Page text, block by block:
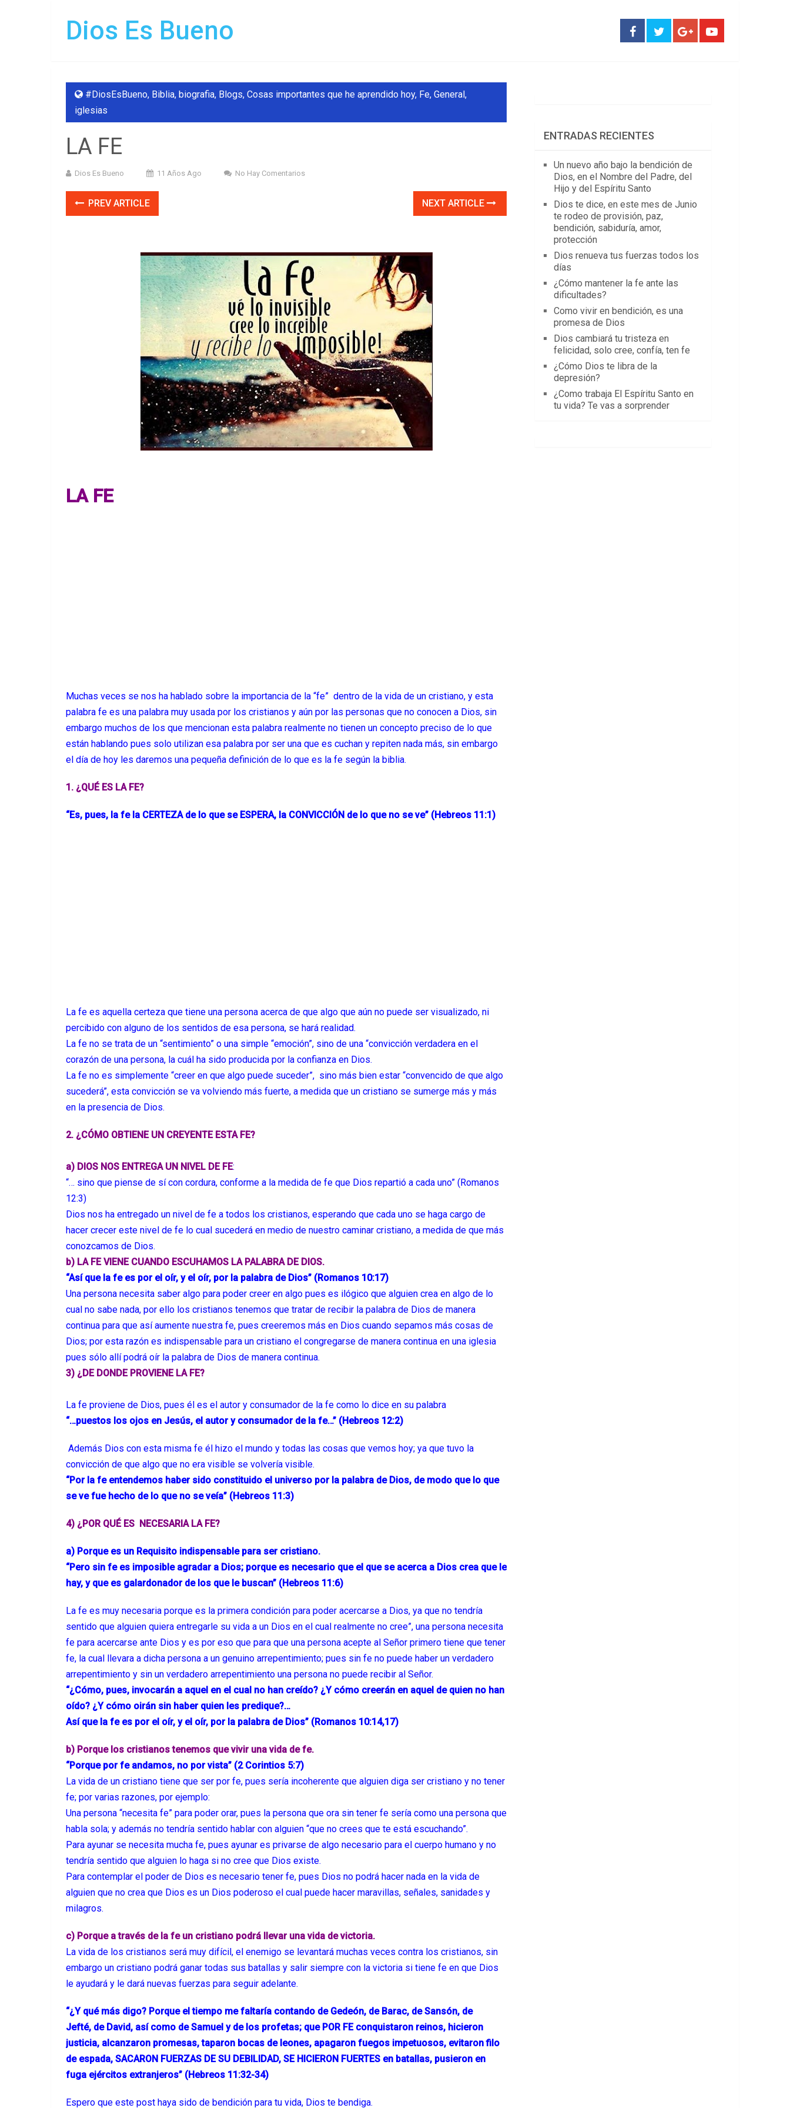
Dios Es Bueno
#DiosEsBueno, Biblia, biografia, Blogs, Cosas importantes que he aprendido hoy, Fe, General,
iglesias
LA FE
Dios Es Bueno 11 Años Ago No Hay Comentarios
PREV ARTICLE NEXT ARTICLE
LA FE
Muchas veces se nos ha hablado sobre la importancia de la “fe” dentro de la vida de un cristiano, y esta
palabra fe es una palabra muy usada por los cristianos y aún por las personas que no conocen a Dios, sin
embargo muchos de los que mencionan esta palabra realmente no tienen un concepto preciso de lo que
están hablando pues solo utilizan esa palabra por ser una que es cuchan y repiten nada más, sin embargo
el día de hoy les daremos una pequeña definición de lo que es la fe según la biblia.
1. ¿QUÉ ES LA FE?
“Es, pues, la fe la CERTEZA de lo que se ESPERA, la CONVICCIÓN de lo que no se ve” (Hebreos 11:1)
La fe es aquella certeza que tiene una persona acerca de que algo que aún no puede ser visualizado, ni
percibido con alguno de los sentidos de esa persona, se hará realidad.
La fe no se trata de un “sentimiento” o una simple “emoción”, sino de una “convicción verdadera en el
corazón de una persona, la cuál ha sido producida por la confianza en Dios.
La fe no es simplemente “creer en que algo puede suceder”, sino más bien estar “convencido de que algo
sucederá”, esta convicción se va volviendo más fuerte, a medida que un cristiano se sumerge más y más
en la presencia de Dios.
2. ¿CÓMO OBTIENE UN CREYENTE ESTA FE?
a) DIOS NOS ENTREGA UN NIVEL DE FE:
“… sino que piense de sí con cordura, conforme a la medida de fe que Dios repartió a cada uno” (Romanos
12:3)
Dios nos ha entregado un nivel de fe a todos los cristianos, esperando que cada uno se haga cargo de
hacer crecer este nivel de fe lo cual sucederá en medio de nuestro caminar cristiano, a medida de que más
conozcamos de Dios.
b) LA FE VIENE CUANDO ESCUHAMOS LA PALABRA DE DIOS.
“Así que la fe es por el oír, y el oír, por la palabra de Dios” (Romanos 10:17)
Una persona necesita saber algo para poder creer en algo pues es ilógico que alguien crea en algo de lo
cual no sabe nada, por ello los cristianos tenemos que tratar de recibir la palabra de Dios de manera
continua para que así aumente nuestra fe, pues creeremos más en Dios cuando sepamos más cosas de
Dios; por esta razón es indispensable para un cristiano el congregarse de manera continua en una iglesia
pues sólo allí podrá oír la palabra de Dios de manera continua.
3) ¿DE DONDE PROVIENE LA FE?
La fe proviene de Dios, pues él es el autor y consumador de la fe como lo dice en su palabra
“…puestos los ojos en Jesús, el autor y consumador de la fe…” (Hebreos 12:2)
Además Dios con esta misma fe él hizo el mundo y todas las cosas que vemos hoy; ya que tuvo la
convicción de que algo que no era visible se volvería visible.
“Por la fe entendemos haber sido constituido el universo por la palabra de Dios, de modo que lo que
se ve fue hecho de lo que no se veía” (Hebreos 11:3)
4) ¿POR QUÉ ES NECESARIA LA FE?
a) Porque es un Requisito indispensable para ser cristiano.
“Pero sin fe es imposible agradar a Dios; porque es necesario que el que se acerca a Dios crea que le
hay, y que es galardonador de los que le buscan” (Hebreos 11:6)
La fe es muy necesaria porque es la primera condición para poder acercarse a Dios, ya que no tendría
sentido que alguien quiera entregarle su vida a un Dios en el cual realmente no cree”, una persona necesita
fe para acercarse ante Dios y es por eso que para que una persona acepte al Señor primero tiene que tener
fe, la cual llevara a dicha persona a un genuino arrepentimiento; pues sin fe no puede haber un verdadero
arrepentimiento y sin un verdadero arrepentimiento una persona no puede recibir al Señor.
“¿Cómo, pues, invocarán a aquel en el cual no han creído? ¿Y cómo creerán en aquel de quien no han
oído? ¿Y cómo oirán sin haber quien les predique?…
Así que la fe es por el oír, y el oír, por la palabra de Dios” (Romanos 10:14,17)
b) Porque los cristianos tenemos que vivir una vida de fe.
“Porque por fe andamos, no por vista” (2 Corintios 5:7)
La vida de un cristiano tiene que ser por fe, pues sería incoherente que alguien diga ser cristiano y no tener
fe; por varias razones, por ejemplo:
Una persona “necesita fe” para poder orar, pues la persona que ora sin tener fe sería como una persona que
habla sola; y además no tendría sentido hablar con alguien “que no crees que te está escuchando”.
Para ayunar se necesita mucha fe, pues ayunar es privarse de algo necesario para el cuerpo humano y no
tendría sentido que alguien lo haga si no cree que Dios existe.
Para contemplar el poder de Dios es necesario tener fe, pues Dios no podrá hacer nada en la vida de
alguien que no crea que Dios es un Dios poderoso el cual puede hacer maravillas, señales, sanidades y
milagros.
c) Porque a través de la fe un cristiano podrá llevar una vida de victoria.
La vida de los cristianos será muy difícil, el enemigo se levantará muchas veces contra los cristianos, sin
embargo un cristiano podrá ganar todas sus batallas y salir siempre con la victoria si tiene fe en que Dios
le ayudará y le dará nuevas fuerzas para seguir adelante.
“¿Y qué más digo? Porque el tiempo me faltaría contando de Gedeón, de Barac, de Sansón, de
Jefté, de David, así como de Samuel y de los profetas; que POR FE conquistaron reinos, hicieron
justicia, alcanzaron promesas, taparon bocas de leones, apagaron fuegos impetuosos, evitaron filo
de espada, SACARON FUERZAS DE SU DEBILIDAD, SE HICIERON FUERTES en batallas, pusieron en
fuga ejércitos extranjeros” (Hebreos 11:32-34)
Espero que este post haya sido de bendición para tu vida, Dios te bendiga.
ENTRADAS RECIENTES
Un nuevo año bajo la bendición de
Dios, en el Nombre del Padre, del
Hijo y del Espíritu Santo
Dios te dice, en este mes de Junio
te rodeo de provisión, paz,
bendición, sabiduría, amor,
protección
Dios renueva tus fuerzas todos los
días
¿Cómo mantener la fe ante las
dificultades?
Como vivir en bendición, es una
promesa de Dios
Dios cambiará tu tristeza en
felicidad, solo cree, confía, ten fe
¿Cómo Dios te libra de la
depresión?
¿Como trabaja El Espíritu Santo en
tu vida? Te vas a sorprender